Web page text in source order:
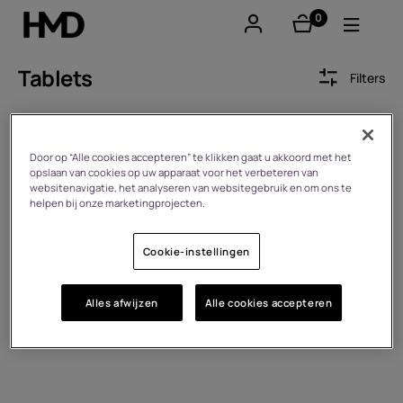
0
product(en)
Smartphones
Feature phones
Accessoires
Aanbiedingen
Tablets Filters
Sort by
Verzenden
Door op “Alle cookies accepteren” te klikken gaat u akkoord met het
opslaan van cookies op uw apparaat voor het verbeteren van
websitenavigatie, het analyseren van websitegebruik en om ons te
helpen bij onze marketingprojecten.
Cookie-instellingen
Alles afwijzen Alle cookies accepteren